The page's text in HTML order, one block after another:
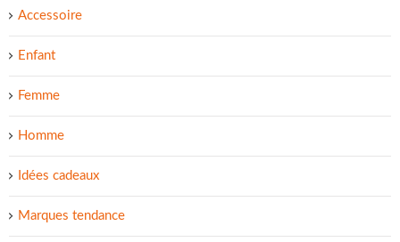
Accessoire
Enfant
Femme
Homme
Idées cadeaux
Marques tendance